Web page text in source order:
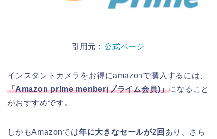
引用元：公式ページ
インスタントカメラをお得にamazonで購入するには、
「Amazon prime menber(プライム会員)」になること
がおすすめです。
しかもAmazonでは年に大きなセールが2回 あり、さら